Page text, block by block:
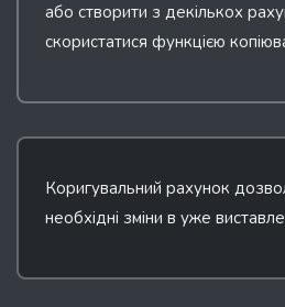
або створити з декількох
скористатися функцією
Коригувальний рахунок
необхідні зміни в уже